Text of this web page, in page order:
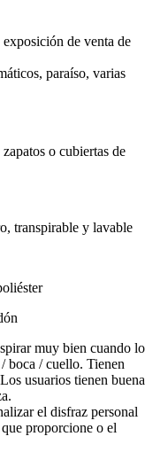
de venta de
paraíso, varias
o cubiertas de
transpirable y lavable
muy bien cuando lo
boca / cuello. Tienen
usuarios tienen buena
el disfraz personal
proporcione o el